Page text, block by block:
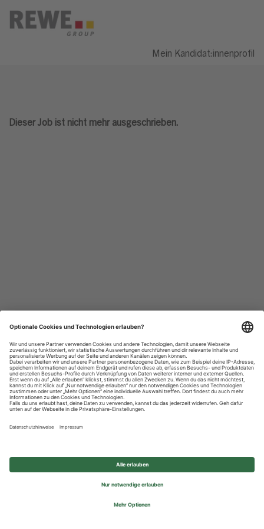
Mein Kandidat:innenprofil
Dieser Job ist nicht mehr ausgeschrieben.
Datenschutzhinweise
Impressum
Privatsphäre-Einstellungen
© 2026 REWE Group - All rights reserved